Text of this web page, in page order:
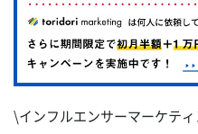
\インフルエンサーマーケテ